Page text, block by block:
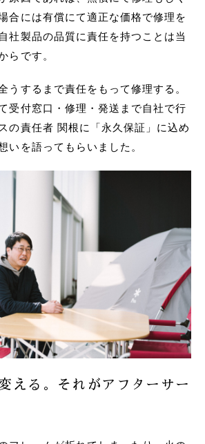
合には有償にて適正な価格で修理を
社製品の品質に責任を持つことは当
らです。
うするまで責任をもって修理する。
受付窓口・修理・発送まで自社で行
の責任者 関根に「永久保証」に込め
いを語ってもらいました。
える。それがアフターサー